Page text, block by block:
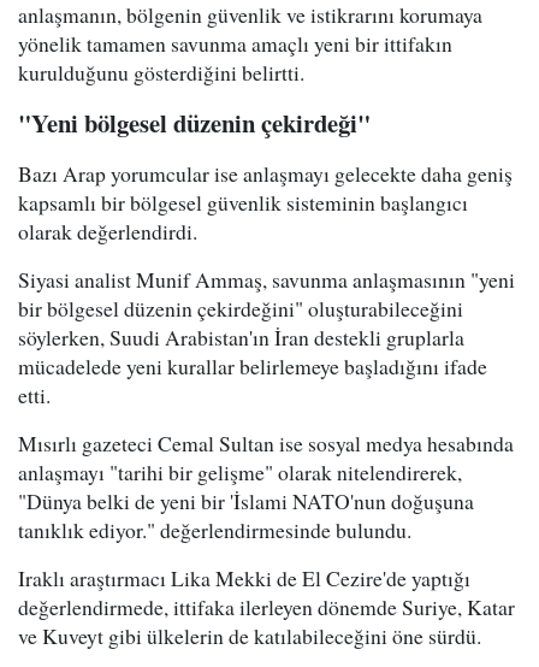
anlaşmanın, bölgenin güvenlik ve istikrarını korumaya
yönelik tamamen savunma amaçlı yeni bir ittifakın
kurulduğunu gösterdiğini belirtti.
"Yeni bölgesel düzenin çekirdeği"
Bazı Arap yorumcular ise anlaşmayı gelecekte daha geniş
kapsamlı bir bölgesel güvenlik sisteminin başlangıcı
olarak değerlendirdi.
Siyasi analist Munif Ammaş, savunma anlaşmasının "yeni
bir bölgesel düzenin çekirdeğini" oluşturabileceğini
söylerken, Suudi Arabistan'ın İran destekli gruplarla
mücadelede yeni kurallar belirlemeye başladığını ifade
etti.
Mısırlı gazeteci Cemal Sultan ise sosyal medya hesabında
anlaşmayı "tarihi bir gelişme" olarak nitelendirerek,
"Dünya belki de yeni bir 'İslami NATO'nun doğuşuna
tanıklık ediyor." değerlendirmesinde bulundu.
Iraklı araştırmacı Lika Mekki de El Cezire'de yaptığı
değerlendirmede, ittifaka ilerleyen dönemde Suriye, Katar
ve Kuveyt gibi ülkelerin de katılabileceğini öne sürdü.